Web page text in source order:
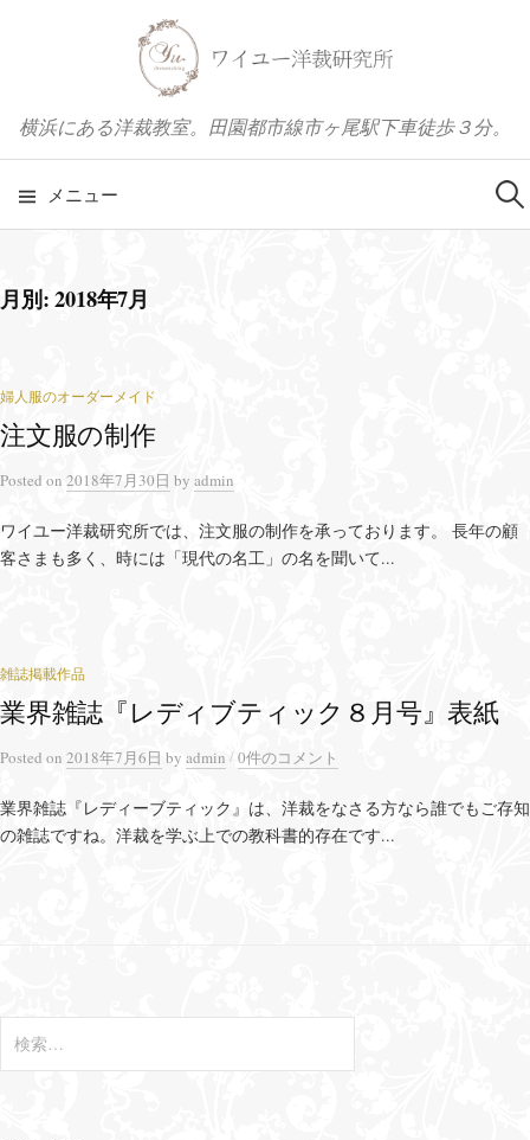
プ
横浜にある洋裁教室。田園都市線市ヶ尾駅下車徒歩３分。
メニュー 検
月別: 2018年7月
婦人服のオーダーメイド
注文服の制作
Posted on 2018年7月30日 by admin
ワイユー洋裁研究所では、注文服の制作を承っております。 長年の顧
客さまも多く、時には「現代の名工」の名を聞いて...
雑誌掲載作品
業界雑誌『レディブティック８月号』表紙
Posted on 2018年7月6日 by admin /0件のコメント
業界雑誌『レディーブティック』は、洋裁をなさる方なら誰でもご存知
の雑誌ですね。洋裁を学ぶ上での教科書的存在です...
索